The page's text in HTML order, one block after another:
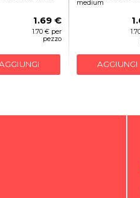
1.69 €
1.70 € per
pezzo
medium
AGGIUNGI